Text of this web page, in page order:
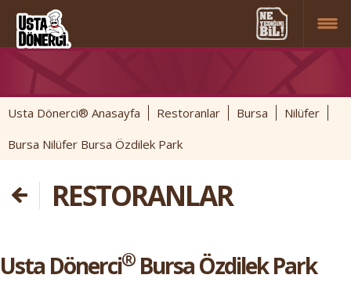
Usta Dönerci® Anasayfa Restoranlar Bursa
Nilüfer
Bursa Nilüfer Bursa Özdilek Park
RESTORANLAR
Usta Dönerci®Bursa Özdilek Park